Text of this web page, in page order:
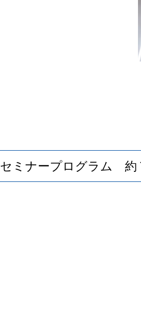
セミナープログラム 約